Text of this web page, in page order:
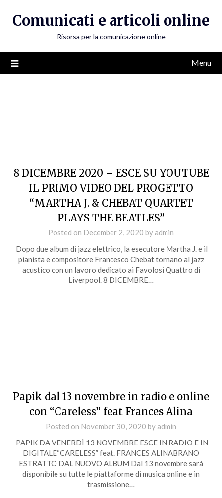
Comunicati e articoli online
Risorsa per la comunicazione online
Menu
8 DICEMBRE 2020 – ESCE SU YOUTUBE
IL PRIMO VIDEO DEL PROGETTO
“MARTHA J. & CHEBAT QUARTET
PLAYS THE BEATLES”
Posted on December 2, 2020 by admin
Dopo due album di jazz elettrico, la esecutore Martha J. e il
pianista e compositore Francesco Chebat tornano al jazz
acustico con un lavoro dedicato ai Favolosi Quattro di
Liverpool. 8 DICEMBRE…
Papik dal 13 novembre in radio e online
con “Careless” feat Frances Alina
Posted on November 30, 2020 by admin
PAPIK DA VENERDÌ 13 NOVEMBRE ESCE IN RADIO E IN
DIGITALE“CARELESS” feat. FRANCES ALINABRANO
ESTRATTO DAL NUOVO ALBUM Dal 13 novembre sarà
disponibile su tutte le piattaforme di musica online e in
trasmissione…